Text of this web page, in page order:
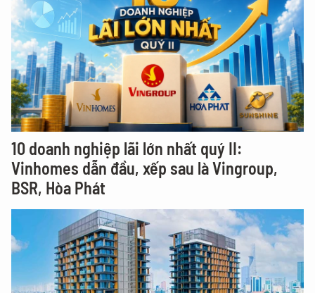
10 doanh nghiệp lãi lớn nhất quý II:
Vinhomes dẫn đầu, xếp sau là Vingroup,
BSR, Hòa Phát